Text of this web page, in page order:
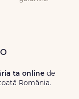
ta online de
România.